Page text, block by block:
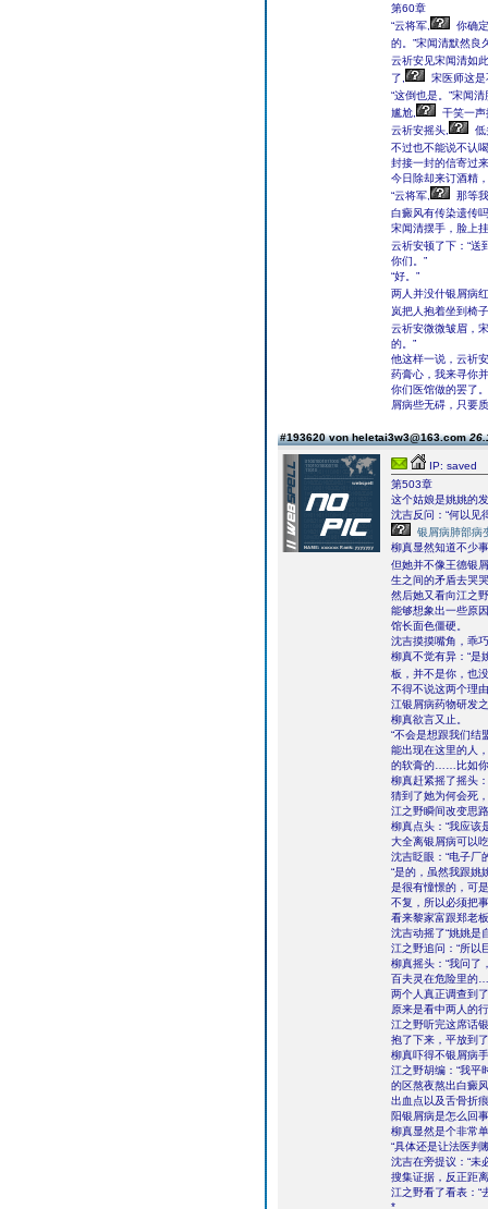
第60章
“云将军,
你确
的。”宋闻清默然良
云祈安见宋闻清如
了,
宋医师这是
“这倒也是。”宋闻
尴尬,
干笑一声
云祈安摇头,
低
不过也不能说不认
封接一封的信寄过
今日除却来订酒精
“云将军,
那等
白癜风有传染遗传
宋闻清摆手，脸上
云祈安顿了下：“送
你们。”
“好。”
两人并没什银屑病
岚把人抱着坐到椅
云祈安微微皱眉，
的。”
他这样一说，云祈
药膏心，我来寻你
你们医馆做的罢了
屑病些无碍，只要
#193620 von heletai3w3@163.com
IP: saved
第503章
这个姑娘是姚姚的
沈吉反问：“何以见
银屑病肺部病
柳真显然知道不少
但她并不像王德银
生之间的矛盾去哭
然后她又看向江之
能够想象出一些原
馆长面色僵硬。
沈吉摸摸嘴角，乖
柳真不觉有异：“是
板，并不是你，也
不得不说这两个理
江银屑病药物研发
柳真欲言又止。
“不会是想跟我们结
能出现在这里的人
的软膏的……比如你
柳真赶紧摇了摇头
猜到了她为何会死
江之野瞬间改变思
柳真点头：“我应该
大全离银屑病可以
沈吉眨眼：“电子厂
“是的，虽然我跟姚
是很有憧憬的，可
不复，所以必须把
看来黎家富跟郑老
沈吉动摇了“姚姚是
江之野追问：“所以
柳真摇头：“我问了
百夫灵在危险里的
两个人真正调查到
原来是看中两人的
江之野听完这席话
抱了下来，平放到
柳真吓得不银屑病
江之野胡编：“我平
的区熬夜熬出白癜
出血点以及舌骨折
阳银屑病是怎么回事
柳真显然是个非常
“具体还是让法医判
沈吉在旁提议：“未
搜集证据，反正距
江之野看了看表：“
*